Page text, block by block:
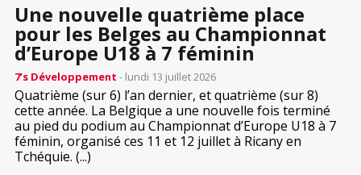
Une nouvelle quatrième place
pour les Belges au Championnat
d’Europe U18 à 7 féminin
7’s Développement - lundi 13 juillet 2026
Quatrième (sur 6) l’an dernier, et quatrième (sur 8)
cette année. La Belgique a une nouvelle fois terminé
au pied du podium au Championnat d’Europe U18 à 7
féminin, organisé ces 11 et 12 juillet à Ricany en
Tchéquie. (...)